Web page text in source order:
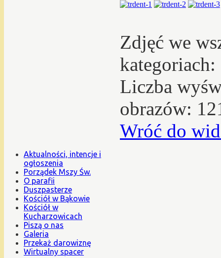
Zdjęć we
kategoriach:
Liczba
obrazów:
Wróć do
Aktualności, intencje i
ogłoszenia
Porządek Mszy Św.
O parafii
Duszpasterze
Kościół w Bąkowie
Kościół w
Kucharzowicach
Piszą o nas
Galeria
Przekaż darowiznę
Wirtualny spacer